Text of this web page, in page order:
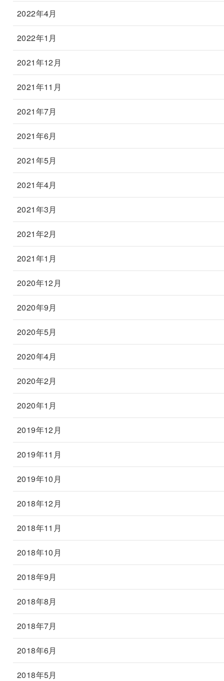
2022年4月
2022年1月
2021年12月
2021年11月
2021年7月
2021年6月
2021年5月
2021年4月
2021年3月
2021年2月
2021年1月
2020年12月
2020年9月
2020年5月
2020年4月
2020年2月
2020年1月
2019年12月
2019年11月
2019年10月
2018年12月
2018年11月
2018年10月
2018年9月
2018年8月
2018年7月
2018年6月
2018年5月